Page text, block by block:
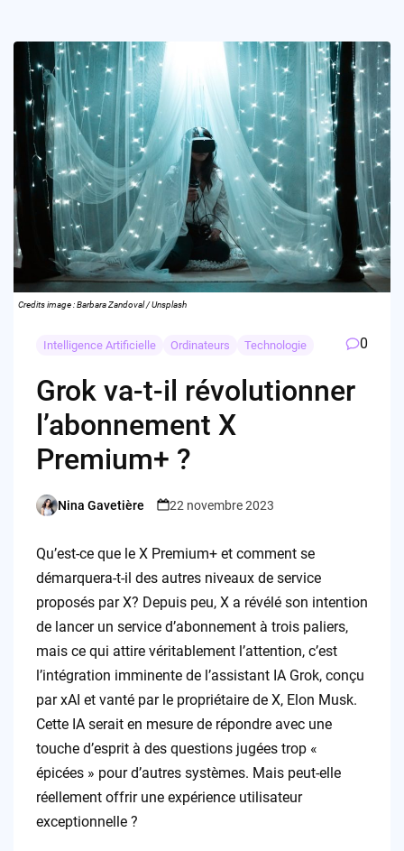
Credits image : Barbara Zandoval / Unsplash
Intelligence Artificielle Ordinateurs Technologie 0
Grok va-t-il révolutionner
l’abonnement X
Premium+ ?
Posted
Nina Gavetière 22 novembre 2023
Qu’est-ce que le X Premium+ et comment se
démarquera-t-il des autres niveaux de service
proposés par X? Depuis peu, X a révélé son intention
de lancer un service d’abonnement à trois paliers,
mais ce qui attire véritablement l’attention, c’est
l’intégration imminente de l’assistant IA Grok, conçu
par xAI et vanté par le propriétaire de X, Elon Musk.
Cette IA serait en mesure de répondre avec une
touche d’esprit à des questions jugées trop «
épicées » pour d’autres systèmes. Mais peut-elle
réellement offrir une expérience utilisateur
exceptionnelle ?